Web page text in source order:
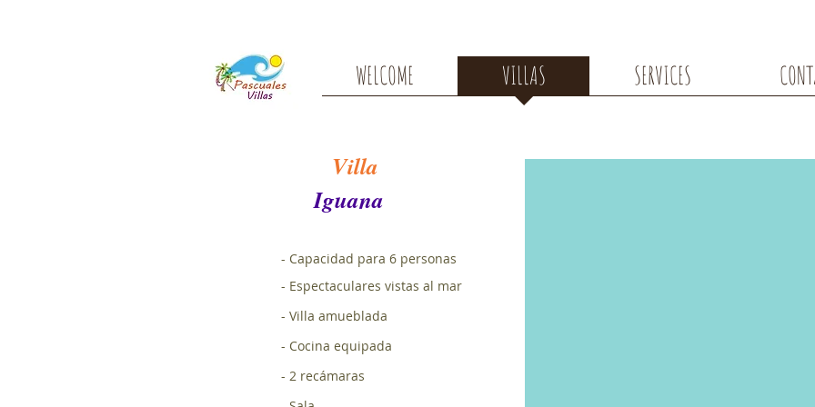
WELCOME VILLAS SERVICES
Villa
Iguana
- Capacidad para 6 personas
- Espectaculares vistas al mar
- Villa amueblada
- Cocina equipada
- 2 recámaras